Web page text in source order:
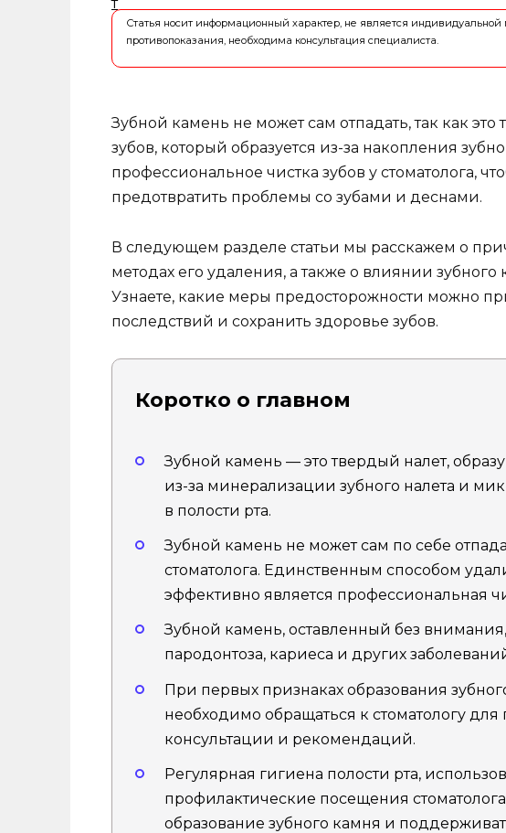
Статья носит информационный характер, не является
противопоказания, необходима консультация специалиста.
Зубной камень не может сам отпадать, так как
зубов, который образуется из-за накопления
профессиональное чистка зубов у стоматолога,
предотвратить проблемы со зубами и деснами.
В следующем разделе статьи мы расскажем о
методах его удаления, а также о влиянии зубного
Узнаете, какие меры предосторожности можно
последствий и сохранить здоровье зубов.
Коротко о главном
Зубной камень — это твердый налет,
из-за минерализации зубного налета и
в полости рта.
Зубной камень не может сам по себе
стоматолога. Единственным способом
эффективно является профессиональная
Зубной камень, оставленный без
пародонтоза, кариеса и других
При первых признаках образования
необходимо обращаться к стоматологу
консультации и рекомендаций.
Регулярная гигиена полости рта,
профилактические посещения
образование зубного камня и